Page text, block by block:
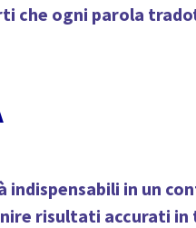
che ogni parola
in un
risultati accurati